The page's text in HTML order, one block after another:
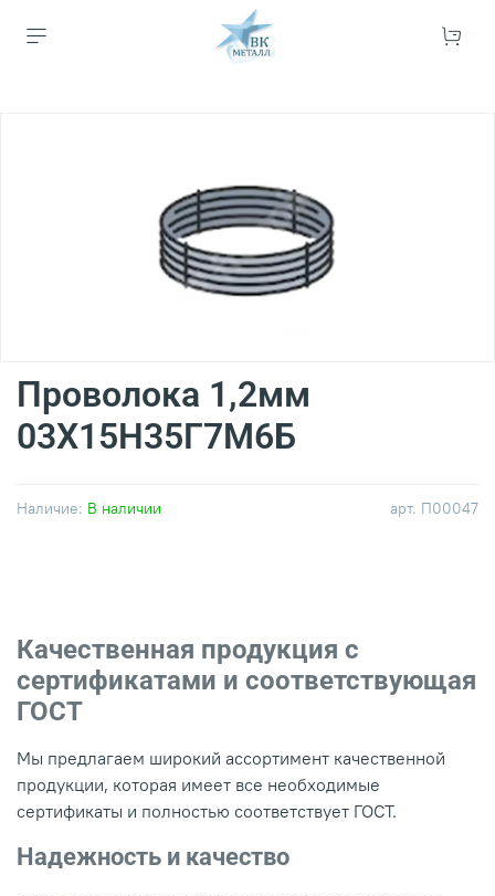
арт. П00047
Наличие: В наличии
Проволока 1,2мм
03Х15Н35Г7М6Б
Качественная продукция с
сертификатами и соответствующая
ГОСТ
Мы предлагаем широкий ассортимент качественной
продукции, которая имеет все необходимые
сертификаты и полностью соответствует ГОСТ.
Надежность и качество